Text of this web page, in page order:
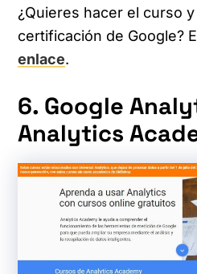
¿Quieres hacer el curso
certificación de Google?
enlace.
6. Google
Analytics